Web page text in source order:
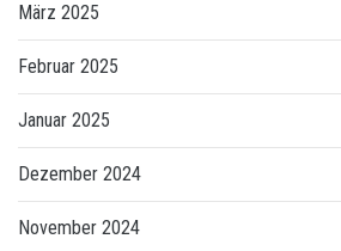
März 2025
Februar 2025
Januar 2025
Dezember 2024
November 2024